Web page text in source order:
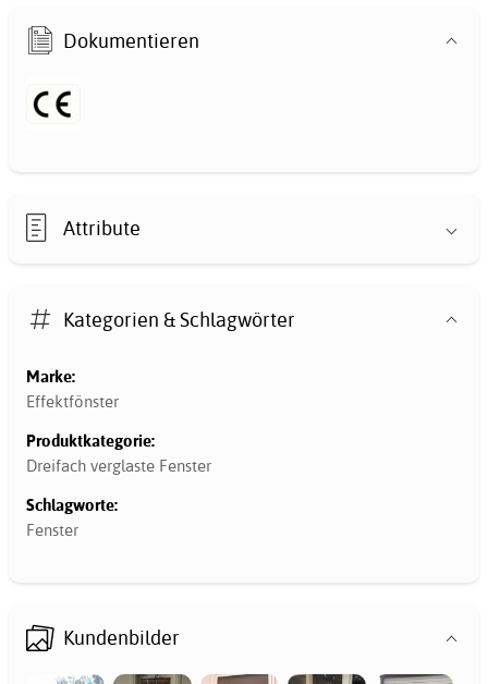
Dokumentieren
Attribute
Kategorien & Schlagwörter
Marke:
Effektfönster
Produktkategorie:
Dreifach verglaste Fenster
Schlagworte:
Fenster
Kundenbilder